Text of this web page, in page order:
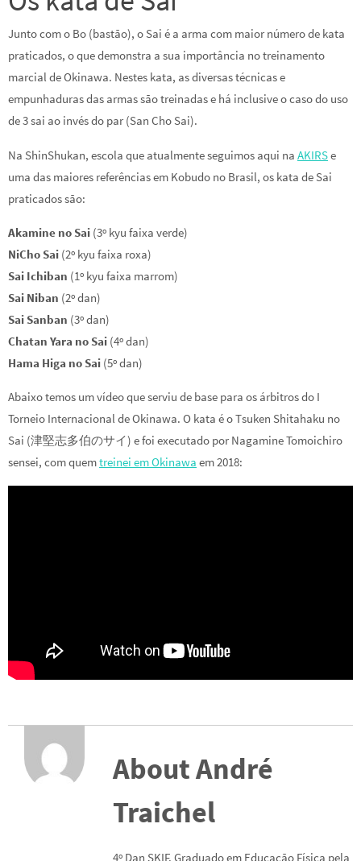
Junto com o Bo (bastão), o Sai é a arma com maior número de kata
praticados, o que demonstra a sua importância no treinamento
marcial de Okinawa. Nestes kata, as diversas técnicas e
empunhaduras das armas são treinadas e há inclusive o caso do uso
de 3 sai ao invés do par (San Cho Sai).
Na ShinShukan, escola que atualmente seguimos aqui na AKIRSe
uma das maiores referências em Kobudo no Brasil, os kata de Sai
praticados são:
Akamine no Sai (3º kyu faixa verde)
NiCho Sai (2º kyu faixa roxa)
Sai Ichiban (1º kyu faixa marrom)
Sai Niban (2º dan)
Sai Sanban (3º dan)
Chatan Yara no Sai (4º dan)
Hama Higa no Sai (5º dan)
Abaixo temos um vídeo que serviu de base para os árbitros do I
Torneio Internacional de Okinawa. O kata é o Tsuken Shitahaku no
Sai (津堅志多伯のサイ) e foi executado por Nagamine Tomoichiro
sensei, com quemtreinei em Okinawa em 2018:
About André
Traichel
4º Dan SKIF. Graduado em Educação Física pela